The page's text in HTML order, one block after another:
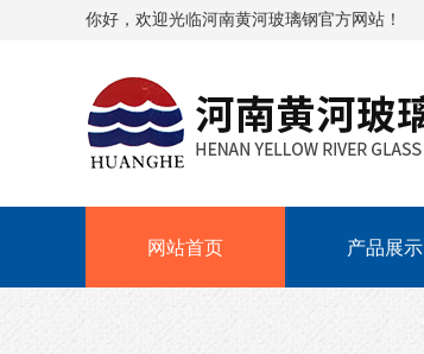
你好，欢迎光临河南黄河玻璃钢官方网站！
网站首页 产品展示